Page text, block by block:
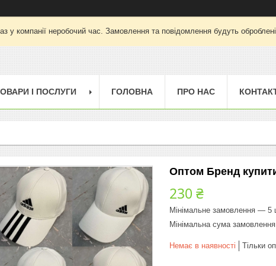
у компанії неробочий час. Замовлення та повідомлення будуть
І ПОСЛУГИ ГОЛОВНА ПРО НАС
Оптом Бренд
230 ₴
Мінімальне замовлення — 5
Мінімальна сума
Немає в наявності Тільки